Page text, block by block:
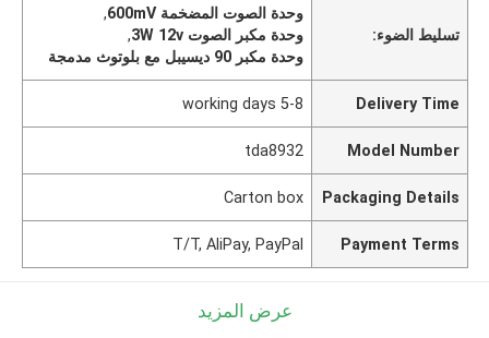
تسليط الضوء:
وحدة الصوت المضخمة 600mV
,
وحدة مكبر الصوت 3W 12v
,
وحدة مكبر 90 ديسيبل مع بلوتوث مدمجة
Delivery Time
5-8 working days
Model Number
tda8932
Packaging Details
Carton box
Payment Terms
T/T, AliPay, PayPal
عرض المزيد